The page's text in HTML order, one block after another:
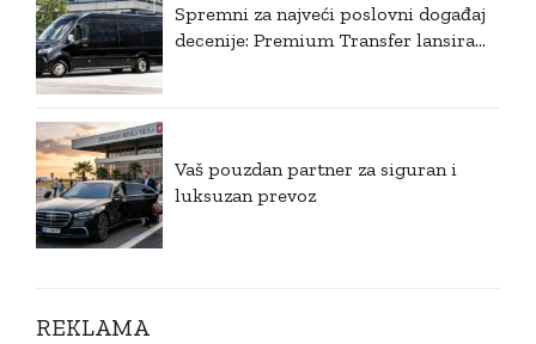
Spremni za najveći poslovni događaj
decenije: Premium Transfer lansira
Vaš pouzdan partner za siguran i
luksuzan prevoz
REKLAMA